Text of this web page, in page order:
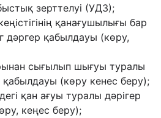
зерттелуі (УДЗ);
қанағушылығы бар
дəргер қабылдауы (көру,
сығылып шығуы туралы
қабылдауы (көру кенес беру);
қан ағуы туралы дəрігер
кеңес беру);